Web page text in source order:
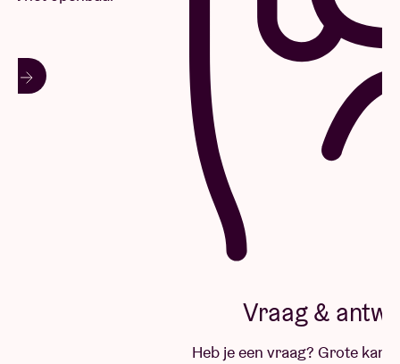
Vraag & antwoord
Heb je een vraag? Grote kans dat je hier het